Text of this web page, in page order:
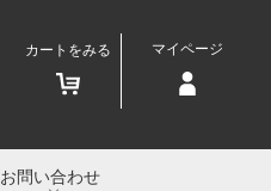
カートをみる マイページ
お問い合わせ